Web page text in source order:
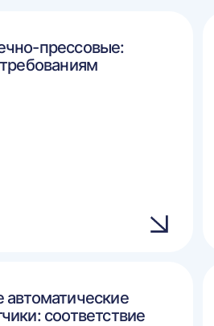
прессовые:
автоматические
соответствие